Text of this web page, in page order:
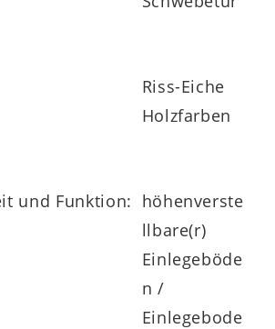
reichlich Stauraum für
und vieles, was im
seinen festen Platz braucht.
– eine davon verspiegelt –
Holz-Einlegeböden und
. So kannst du T-
Hosen oder Bettwäsche
ablegen, während
oder Hemden bequem
Riss-Eiche
Holzfarben
und Funktion: höhenverste
llbare(r)
Einlegeböde
n /
Einlegebode